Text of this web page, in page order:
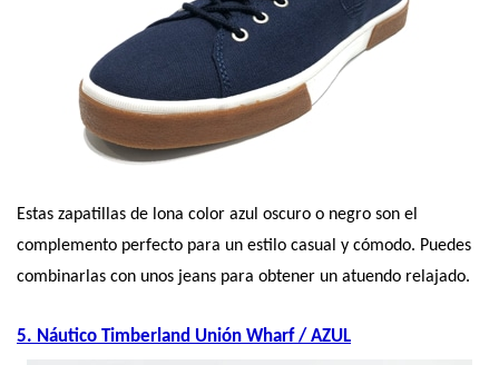
Estas zapatillas de lona color azul oscuro o negro son el
complemento perfecto para un estilo casual y cómodo. Puedes
combinarlas con unos jeans para obtener un atuendo relajado.
5. Náutico Timberland Unión Wharf / AZUL